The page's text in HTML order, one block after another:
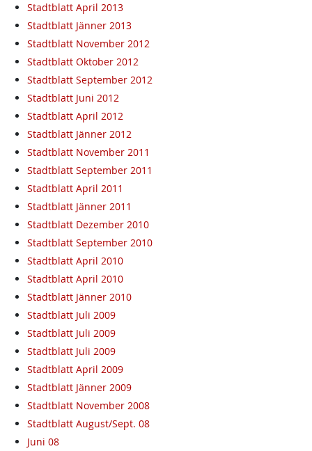
Stadtblatt April 2013
Stadtblatt Jänner 2013
Stadtblatt November 2012
Stadtblatt Oktober 2012
Stadtblatt September 2012
Stadtblatt Juni 2012
Stadtblatt April 2012
Stadtblatt Jänner 2012
Stadtblatt November 2011
Stadtblatt September 2011
Stadtblatt April 2011
Stadtblatt Jänner 2011
Stadtblatt Dezember 2010
Stadtblatt September 2010
Stadtblatt April 2010
Stadtblatt April 2010
Stadtblatt Jänner 2010
Stadtblatt Juli 2009
Stadtblatt Juli 2009
Stadtblatt Juli 2009
Stadtblatt April 2009
Stadtblatt Jänner 2009
Stadtblatt November 2008
Stadtblatt August/Sept. 08
Juni 08